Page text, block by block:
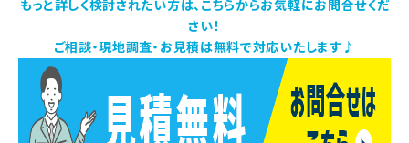
もっと詳しく検討されたい方は、こちらからお気軽にお問合せくだ
さい！
ご相談・現地調査・お見積は無料で対応いたします♪